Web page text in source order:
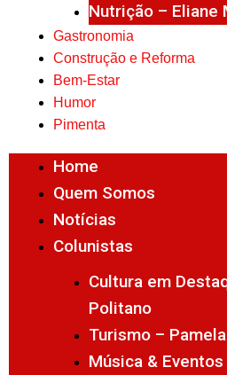
Nutrição – Eliane
Gastronomia
Construção e Reforma
Bem-Estar
Humor
Pimenta
Home
Quem Somos
Notícias
Colunistas
Cultura em
Politano
Turismo –
Música &